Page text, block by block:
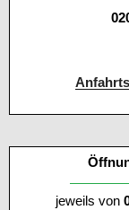
jeweils von